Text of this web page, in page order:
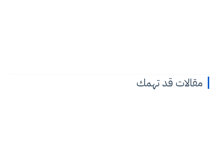
مقالات قد تهمك